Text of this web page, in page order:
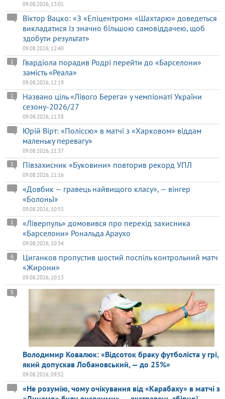
09.08.2026, 13:01
Віктор Вацко: «З «Епіцентром» «Шахтарю» доведеться
викладатися із значно більшою самовіддачею, щоб
здобути результат»
09.08.2026, 12:40
Гвардіола порадив Родрі перейти до «Барселони»
замість «Реала»
1
09.08.2026, 12:19
Названо ціль «Лівого Берега» у чемпіонаті України
сезону-2026/27
1
09.08.2026, 11:58
Юрій Вірт: «Поліссю» в матчі з «Харковом» віддам
маленьку перевагу»
09.08.2026, 11:37
Півзахисник «Буковини» повторив рекорд УПЛ
1
09.08.2026, 11:16
«Довбик — гравець найвищого класу», — вінгер
«Болоньї»
09.08.2026, 10:55
«Ліверпуль» домовився про перехід захисника
«Барселони» Рональда Араухо
1
09.08.2026, 10:34
Циганков пропустив шостий поспіль контрольний матч
«Жирони»
6
09.08.2026, 10:13
Володимир Ковалюк: «Відсоток браку футболіста у грі,
який допускав Лобановський, — до 25%»
5
09.08.2026, 09:52
«Не розумію, чому очікування від «Карабаху» в матчі з